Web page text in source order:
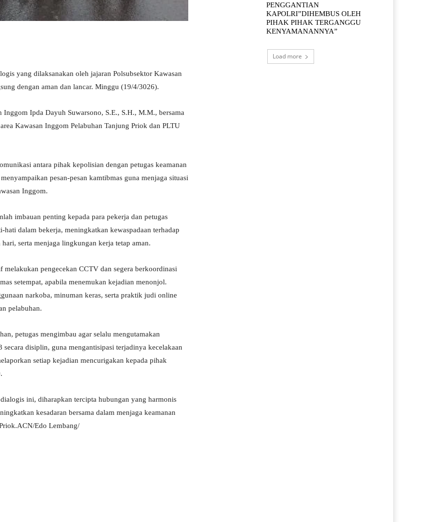
yang dilaksanakan oleh jajaran Polsubsektor Kawasan
dengan aman dan lancar. Minggu (19/4/3026).
Ipda Dayuh Suwarsono, S.E., S.H., M.M., bersama
Kawasan Inggom Pelabuhan Tanjung Priok dan PLTU
antara pihak kepolisian dengan petugas keamanan
pesan-pesan kamtibmas guna menjaga situasi
Inggom.
imbauan penting kepada para pekerja dan petugas
hati dalam bekerja, meningkatkan kewaspadaan terhadap
serta menjaga lingkungan kerja tetap aman.
pengecekan CCTV dan segera berkoordinasi
setempat, apabila menemukan kejadian menonjol.
narkoba, minuman keras, serta praktik judi online
pelabuhan.
petugas mengimbau agar selalu mengutamakan
disiplin, guna mengantisipasi terjadinya kecelakaan
setiap kejadian mencurigakan kepada pihak
ini, diharapkan tercipta hubungan yang harmonis
kesadaran bersama dalam menjaga keamanan
Edo Lembang/
PENGGANTIAN
KAPOLRI”DIHEMBUS OLEH
PIHAK PIHAK TERGANGGU
KENYAMANANNYA”
Load more